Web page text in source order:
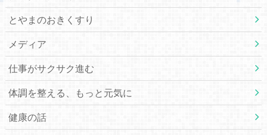
とやまのおきくすり
メディア
仕事がサクサク進む
体調を整える、もっと元気に
健康の話